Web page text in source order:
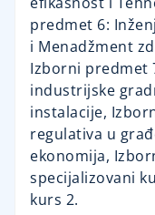
predmet 6:
i Menadžment
Izborni predmet
industrijske
instalacije,
regulativa u
ekonomija,
specijalizovani
kurs 2.